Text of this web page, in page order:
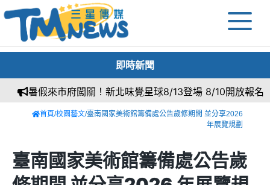
即時新聞
暑假來市府闖關！新北味覺星球8/13登場 8/10開放報名
首頁/校園藝文/臺南國家美術館籌備處公告歲修期間 並分享2026
年展覽規劃
臺南國家美術館籌備處公告歲